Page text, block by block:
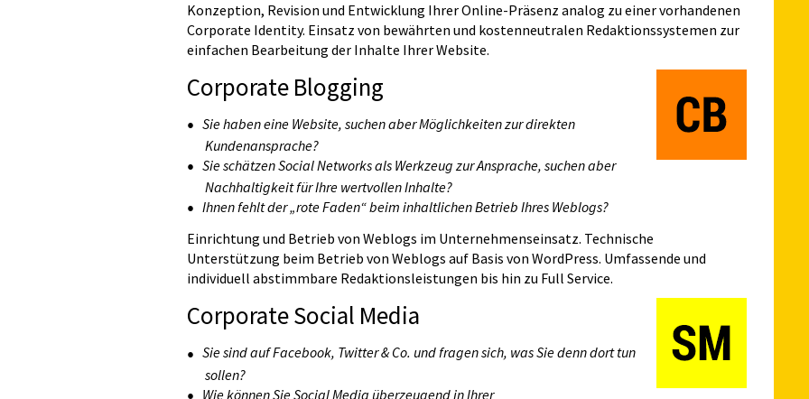
Konzeption, Revision und Entwicklung Ihrer Online-Präsenz analog zu einer vorhandenen
Corporate Identity. Einsatz von bewährten und kostenneutralen Redaktionssystemen zur
einfachen Bearbeitung der Inhalte Ihrer Website.
Corporate Blogging
Sie haben eine Website, suchen aber Möglichkeiten zur direkten
Kundenansprache?
Sie schätzen Social Networks als Werkzeug zur Ansprache, suchen aber
Nachhaltigkeit für Ihre wertvollen Inhalte?
Ihnen fehlt der „rote Faden“ beim inhaltlichen Betrieb Ihres Weblogs?
Einrichtung und Betrieb von Weblogs im Unternehmenseinsatz. Technische
Unterstützung beim Betrieb von Weblogs auf Basis von WordPress. Umfassende und
individuell abstimmbare Redaktionsleistungen bis hin zu Full Service.
Corporate Social Media
Sie sind auf Facebook, Twitter & Co. und fragen sich, was Sie denn dort tun
sollen?
Wie können Sie Social Media überzeugend in Ihrer